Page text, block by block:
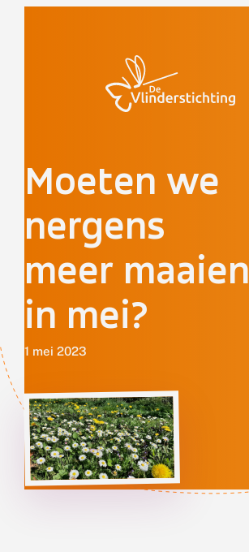
Moeten we
nergens
meer maaien
in mei?
1 mei 2023